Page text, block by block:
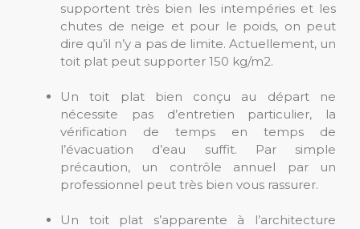
supportent très bien les intempéries et les
chutes de neige et pour le poids, on peut
dire qu’il n’y a pas de limite. Actuellement, un
toit plat peut supporter 150 kg/m2.
Un toit plat bien conçu au départ ne
nécessite pas d’entretien particulier, la
vérification de temps en temps de
l’évacuation d’eau suffit. Par simple
précaution, un contrôle annuel par un
professionnel peut très bien vous rassurer.
Un toit plat s’apparente à l’architecture